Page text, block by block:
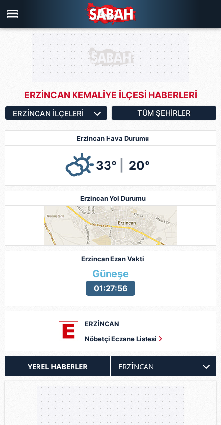
Türkiye'nin en iyi haber sitesi
ERZİNCAN KEMALİYE İLÇESİ HABERLERİ
TÜM ŞEHIRLER
Erzincan Hava Durumu
33° 20°
Erzincan Yol Durumu
Erzincan Ezan Vakti
Güneşe
01:27:53
ERZİNCAN
Nöbetçi Eczane Listesi
YEREL HABERLER